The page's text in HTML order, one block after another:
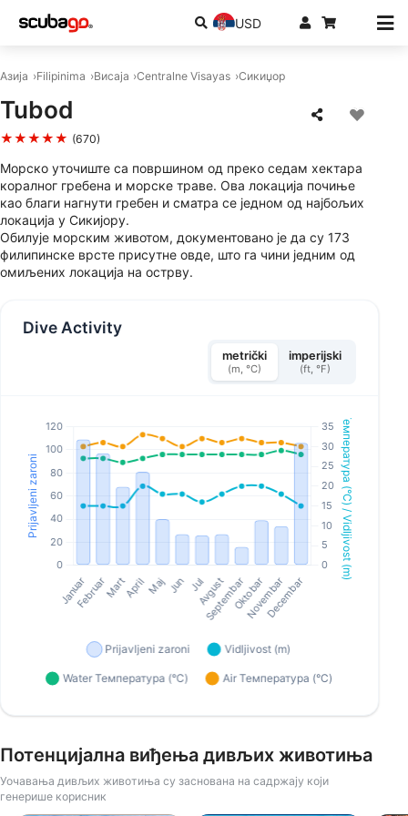
USD
Азија Filipinima Висаја Centralne Visayas Сикиџор
Tubod
★★★★★ (670)
Морско уточиште са површином од преко седам хектара
коралног гребена и морске траве. Ова локација почиње
као благи нагнути гребен и сматра се једном од најбољих
локација у Сикијору.
Обилује морским животом, документовано је да су 173
филипинске врсте присутне овде, што га чини једним од
омиљених локација на острву.
Dive Activity
metrički
(m, °C)
imperijski
(ft, °F)
Потенцијална виђења дивљих животиња
Уочавања дивљих животиња су заснована на садржају који
генерише корисник